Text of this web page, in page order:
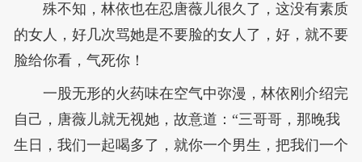
殊不知，林依也在忍唐薇儿很久了，这没有素质
的女人，好几次骂她是不要脸的女人了，好，就不要
脸给你看，气死你！
一股无形的火药味在空气中弥漫，林依刚介绍完
自己，唐薇儿就无视她，故意道：“三哥哥，那晚我
生日，我们一起喝多了，就你一个男生，把我们一个